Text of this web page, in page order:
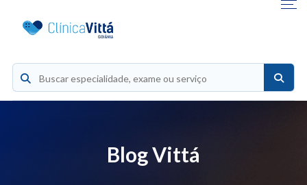
Blog Vittá